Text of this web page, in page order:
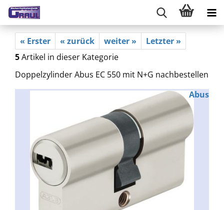
« Erster « zurück weiter »
Letzter »
5Artikel in dieser Kategorie
Doppelzylinder Abus EC 550 mit N+G nachbestellen
Abus